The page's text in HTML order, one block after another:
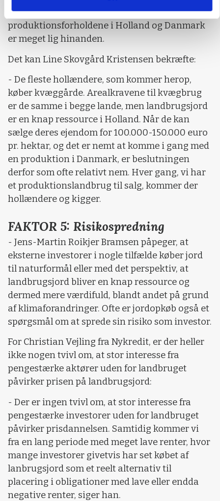
pressede af miljøkrav, dels at
produktionsforholdene i Holland og Danmark
er meget lig hinanden.
Det kan Line Skovgård Kristensen bekræfte:
- De fleste hollændere, som kommer herop,
køber kvæggårde. Arealkravene til kvægbrug
er de samme i begge lande, men landbrugsjord
er en knap ressource i Holland. Når de kan
sælge deres ejendom for 100.000-150.000 euro
pr. hektar, og det er nemt at komme i gang med
en produktion i Danmark, er beslutningen
derfor som ofte relativt nem. Hver gang, vi har
et produktionslandbrug til salg, kommer der
hollændere og kigger.
FAKTOR 5: Risikospredning
- Jens-Martin Roikjer Bramsen påpeger, at
eksterne investorer i nogle tilfælde køber jord
til naturformål eller med det perspektiv, at
landbrugsjord bliver en knap ressource og
dermed mere værdifuld, blandt andet på grund
af klimaforandringer. Ofte er jordopkøb også et
spørgsmål om at sprede sin risiko som investor.
For Christian Vejling fra Nykredit, er der heller
ikke nogen tvivl om, at stor interesse fra
pengestærke aktører uden for landbruget
påvirker prisen på landbrugsjord:
- Der er ingen tvivl om, at stor interesse fra
pengestærke investorer uden for landbruget
påvirker prisdannelsen. Samtidig kommer vi
fra en lang periode med meget lave renter, hvor
mange investorer givetvis har set købet af
lanbrugsjord som et reelt alternativ til
placering i obligationer med lave eller endda
negative renter, siger han.